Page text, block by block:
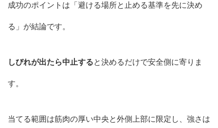
成功のポイントは「避ける場所と止める基準を先に決め
る」が結論です。
しびれが出たら中止すると決めるだけで安全側に寄りま
す。
当てる範囲は筋肉の厚い中央と外側上部に限定し、強さは